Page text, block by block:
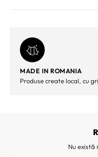
MADE IN ROMANIA
Produse create local, cu
Nu există